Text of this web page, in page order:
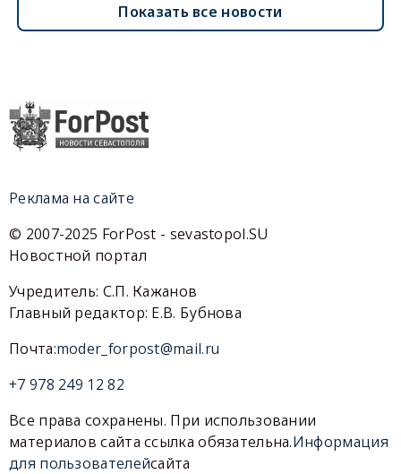
Показать все новости
Реклама на сайте
© 2007-2025 ForPost - sevastopol.SU
Новостной портал
Учредитель: С.П. Кажанов
Главный редактор: Е.В. Бубнова
Почта:moder_forpost@mail.ru
+7 978 249 12 82
Все права сохранены. При использовании
материалов сайта ссылка обязательна.Информация
для пользователейсайта